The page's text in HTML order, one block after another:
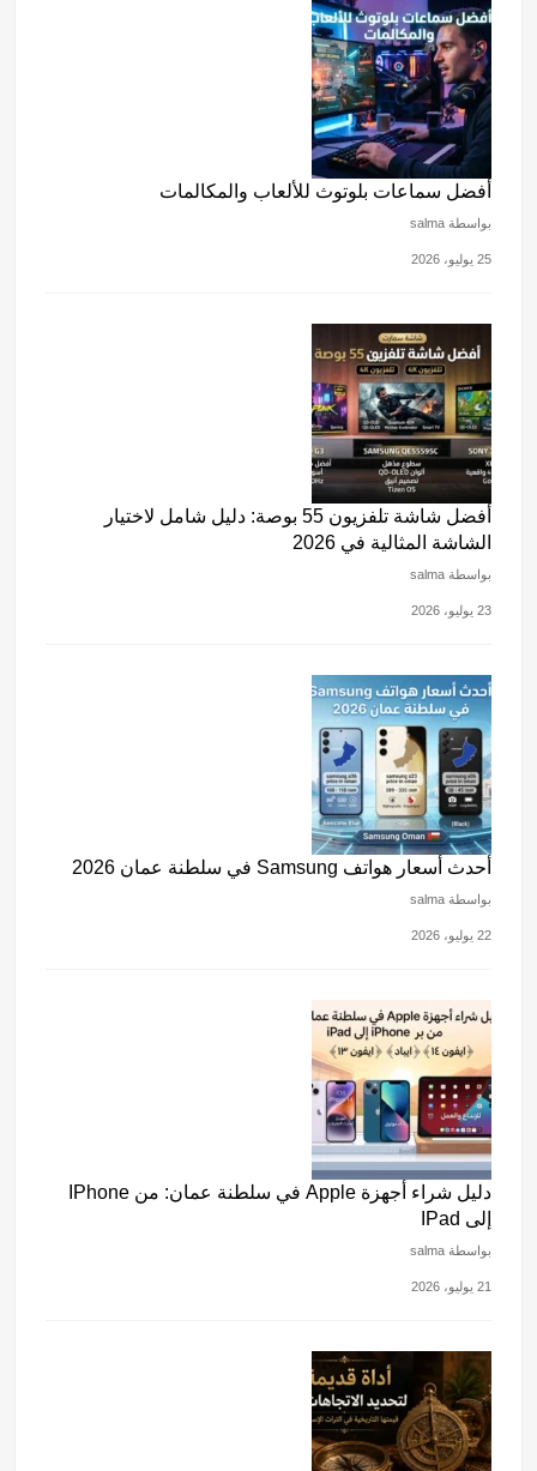
أفضل سماعات بلوتوث للألعاب والمكالمات
بواسطة salma
25 يوليو، 2026
أفضل شاشة تلفزيون 55 بوصة: دليل شامل لاختيار
الشاشة المثالية في 2026
بواسطة salma
23 يوليو، 2026
أحدث أسعار هواتف Samsung في سلطنة عمان 2026
بواسطة salma
22 يوليو، 2026
دليل شراء أجهزة Apple في سلطنة عمان: من IPhone
إلى IPad
بواسطة salma
21 يوليو، 2026